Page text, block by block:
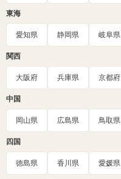
東海
愛知県 静岡県 岐阜県
関西
大阪府 兵庫県 京都府
中国
岡山県 広島県 鳥取県
四国
徳島県 香川県 愛媛県